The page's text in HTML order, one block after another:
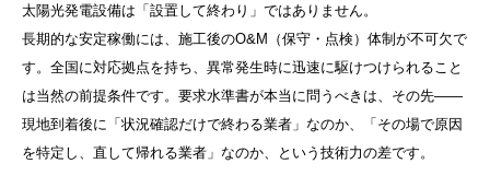
太陽光発電設備は「設置して終わり」ではありません。
長期的な安定稼働には、施工後のO&M（保守・点検）体制が不可欠で
す。全国に対応拠点を持ち、異常発生時に迅速に駆けつけられること
は当然の前提条件です。要求水準書が本当に問うべきは、その先——
現地到着後に「状況確認だけで終わる業者」なのか、「その場で原因
を特定し、直して帰れる業者」なのか、という技術力の差です。